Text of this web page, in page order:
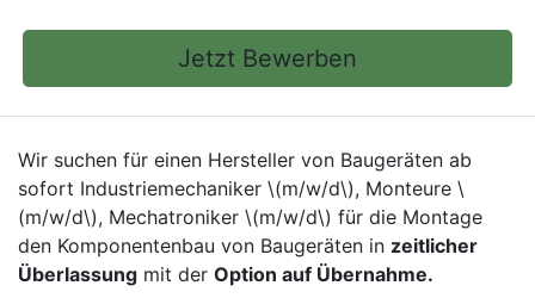
Jetzt Bewerben
Wir suchen für einen Hersteller von Baugeräten ab
sofort Industriemechaniker \(m/w/d\), Monteure \
(m/w/d\), Mechatroniker \(m/w/d\) für die Montage
den Komponentenbau von Baugeräten in zeitlicher
Überlassung mit der Option auf Übernahme.